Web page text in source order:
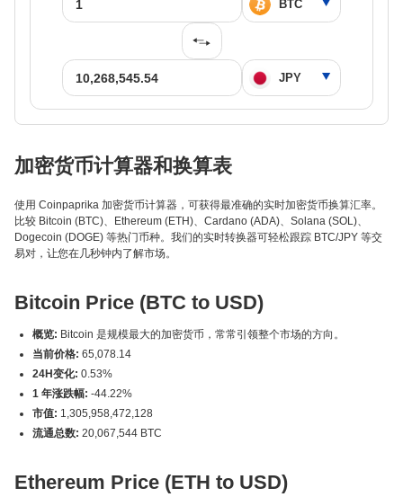
加密货币计算器和换算表
使用 Coinpaprika 加密货币计算器，可获得最准确的实时加密货币换算汇率。
比较 Bitcoin (BTC)、Ethereum (ETH)、Cardano (ADA)、Solana (SOL)、
Dogecoin (DOGE) 等热门币种。我们的实时转换器可轻松跟踪 BTC/JPY 等交
易对，让您在几秒钟内了解市场。
Bitcoin Price (BTC to USD)
概览: Bitcoin 是规模最大的加密货币，常常引领整个市场的方向。
当前价格: 65,078.14
24H变化: 0.53%
1 年涨跌幅: -44.22%
市值: 1,305,958,472,128
流通总数: 20,067,544 BTC
Ethereum Price (ETH to USD)